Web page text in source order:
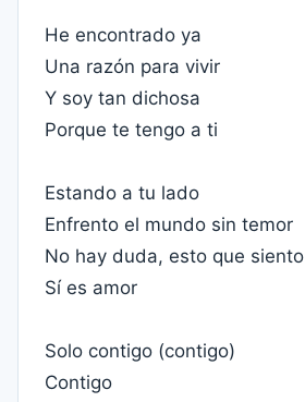
He encontrado ya
Una razón para vivir
Y soy tan dichosa
Porque te tengo a ti
Estando a tu lado
Enfrento el mundo sin temor
No hay duda, esto que siento
Sí es amor
Solo contigo (contigo)
Contigo